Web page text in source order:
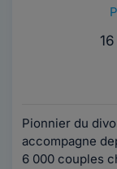
Pionnier du
accompagne
6 000 couples